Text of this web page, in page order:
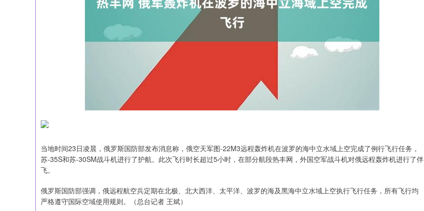
当地时间23日凌晨，俄罗斯国防部发布消息称，俄空天军图-22M3远程轰炸机在波罗的海中立水域上空完成了例行飞行任务，
苏-35S和苏-30SM战斗机进行了护航。此次飞行时长超过5小时，在部分航段热丰网，外国空军战斗机对俄远程轰炸机进行了伴
飞。
俄罗斯国防部强调，俄远程航空兵定期在北极、北大西洋、太平洋、波罗的海及黑海中立水域上空执行飞行任务，所有飞行均
严格遵守国际空域使用规则。（总台记者 王斌）
3940.04 深证成指